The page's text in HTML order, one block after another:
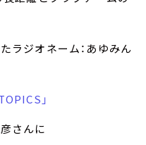
ラジオネーム：あゆみん
」
さんに